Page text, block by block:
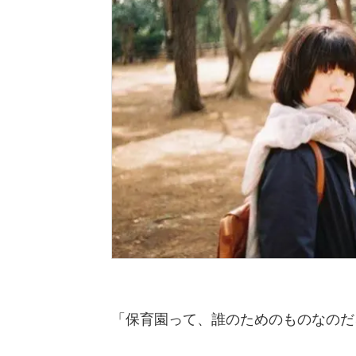
「保育園って、誰のためのものなの